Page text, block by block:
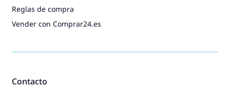
Contacto
Reglas de compra
Vender con Comprar24.es